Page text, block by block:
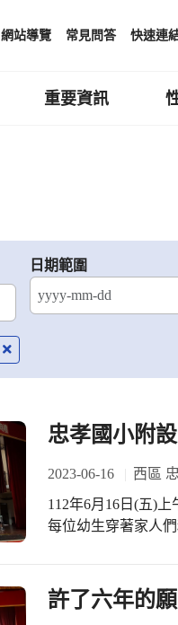
網站導覽 常見問答 快速連
重要資訊
日期範圍
結束日期
忠孝國小附
2023-06-16 西區
112年6月16日(五)
每位幼生穿著家人
位、舞臺上發表自
的讚賞！最後每個
許了六年的